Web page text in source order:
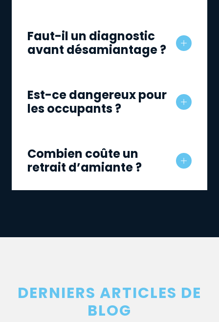
Faut-il un diagnostic
avant désamiantage ?
Est-ce dangereux pour
les occupants ?
Combien coûte un
retrait d’amiante ?
DERNIERS ARTICLES DE
BLOG